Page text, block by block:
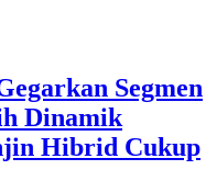
Segmen
Dinamik
Hibrid Cukup